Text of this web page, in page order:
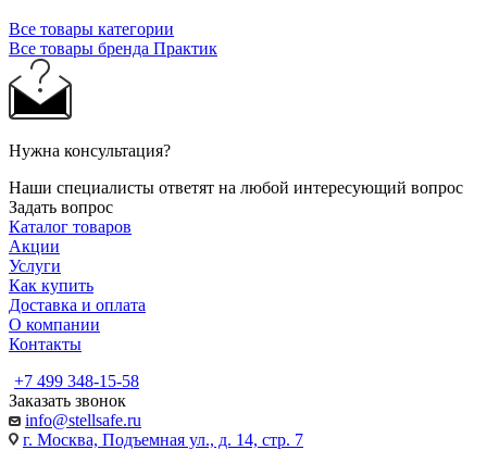
Все товары категории
Все товары бренда Практик
Нужна консультация?
Наши специалисты ответят на любой интересующий вопрос
Задать вопрос
Каталог товаров
Акции
Услуги
Как купить
Доставка и оплата
О компании
Контакты
+7 499 348-15-58
Заказать звонок
info@stellsafe.ru
г. Москва, Подъемная ул., д. 14, стр. 7